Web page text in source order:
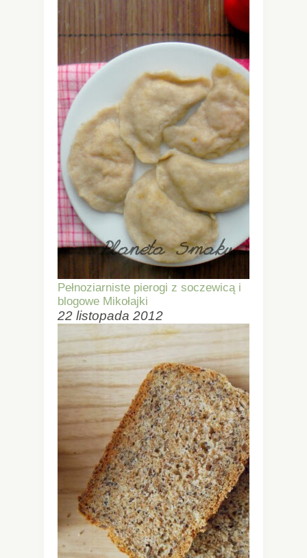
Pełnoziarniste pierogi z soczewicą i
blogowe Mikołajki
22 listopada 2012